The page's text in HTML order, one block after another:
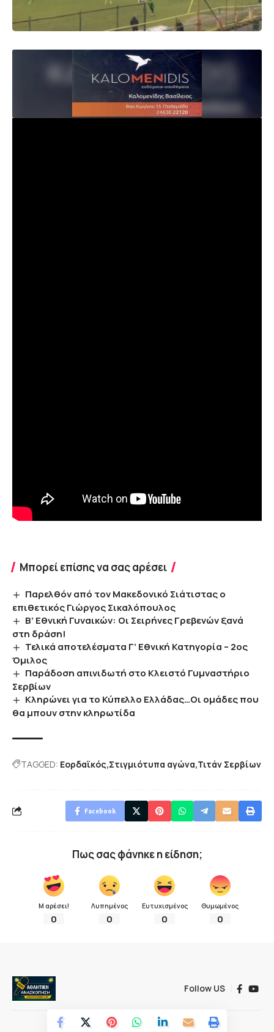
Μπορεί επίσης να σας αρέσει
Παρελθόν από τον Μακεδονικό Σιάτιστας ο
επιθετικός Γιώργος Σικαλόπουλος
Β’ Εθνική Γυναικών: Οι Σειρήνες Γρεβενών ξανά
στη δράση!
Τελικά αποτελέσματα Γ’ Εθνική Κατηγορία – 2ος
Όμιλος
Παράδοση απινιδωτή στο Κλειστό Γυμναστήριο
Σερβίων
Κληρώνει για το Κύπελλο Ελλάδας…Οι ομάδες που
θα μπουν στην κληρωτίδα
TAGGED: Εορδαϊκός Στιγμιότυπα αγώνα Τιτάν Σερβίων
Facebook
Πως σας φάνηκε η είδηση;
Μ αρέσει!
0
Λυπημένος
0
Ευτυχισμένος
0
Θυμωμένος
0
Follow US
© 2022 Αθλητική ανασκόπηση